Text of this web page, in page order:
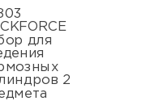
для
2